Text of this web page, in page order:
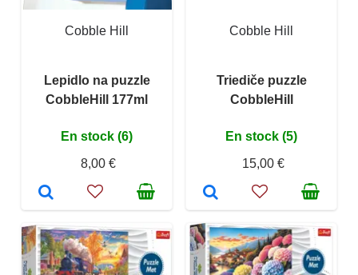
Cobble Hill
Lepidlo na puzzle
CobbleHill 177ml
En stock (6)
8,00 €
Cobble Hill
Triediče puzzle
CobbleHill
En stock (5)
15,00 €